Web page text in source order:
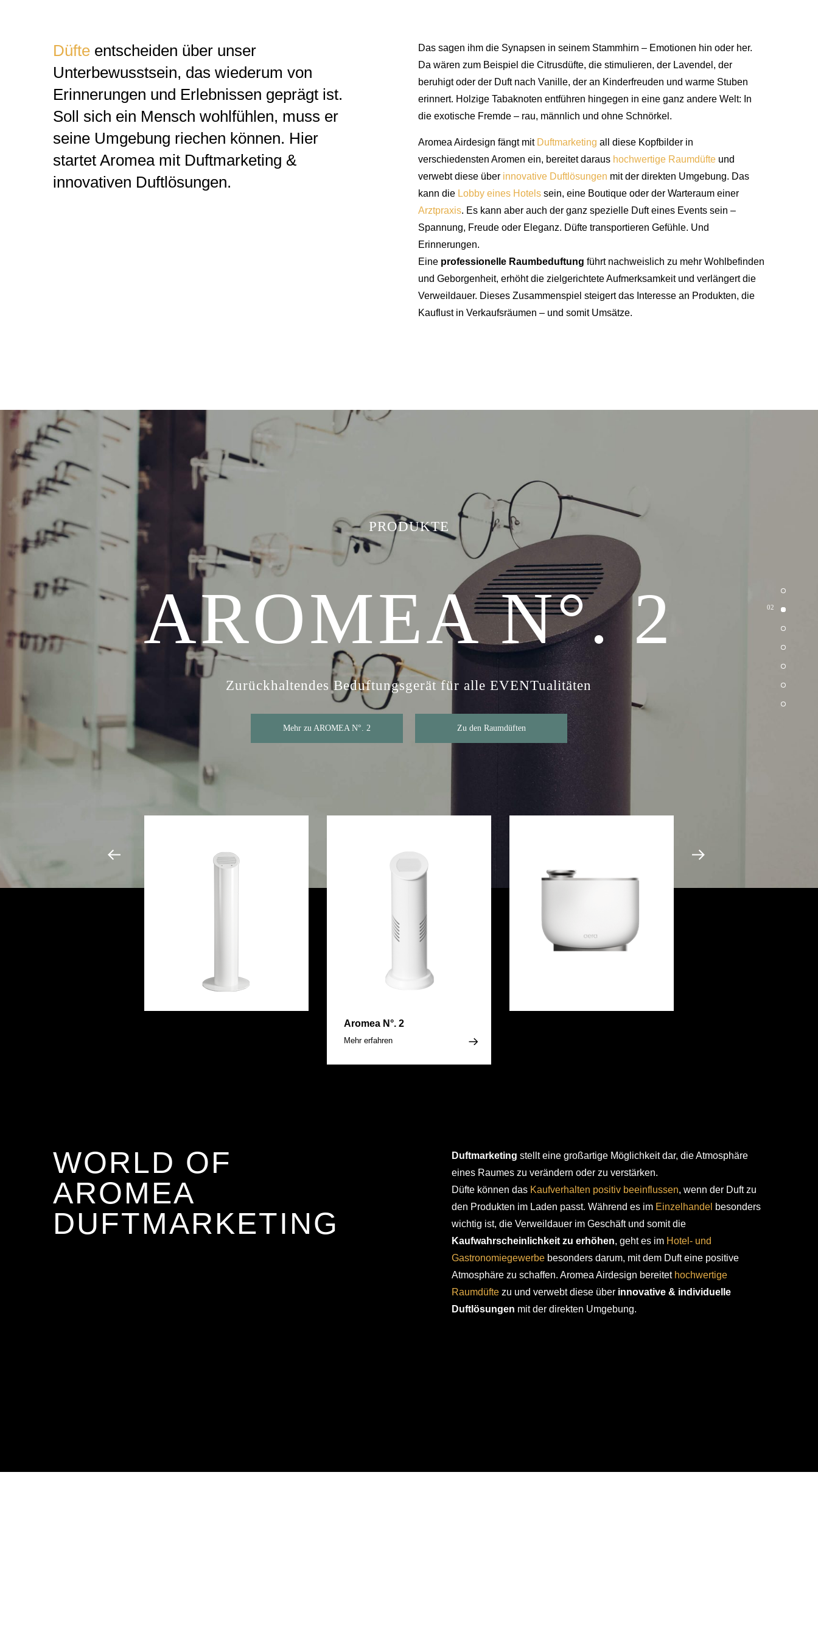
Düfteentscheiden über unser
Unterbewusstsein, das wiederum von
Erinnerungen und Erlebnissen geprägt ist.
Soll sich ein Mensch wohlfühlen, muss er
seine Umgebung riechen können. Hier
startet Aromea mit Duftmarketing &
innovativen Duftlösungen.
Das sagen ihm die Synapsen in seinem Stammhirn – Emotionen hin oder her.
Da wären zum Beispiel die Citrusdüfte, die stimulieren, der Lavendel, der
beruhigt oder der Duft nach Vanille, der an Kinderfreuden und warme Stuben
erinnert. Holzige Tabaknoten entführen hingegen in eine ganz andere Welt: In
die exotische Fremde – rau, männlich und ohne Schnörkel.
Aromea Airdesign fängt mit Duftmarketing all diese Kopfbilder in
verschiedensten Aromen ein, bereitet daraus hochwertige Raumdüfte und
verwebt diese über innovative Duftlösungen mit der direkten Umgebung. Das
kann die Lobby eines Hotels sein, eine Boutique oder der Warteraum einer
Arztpraxis. Es kann aber auch der ganz spezielle Duft eines Events sein –
Spannung, Freude oder Eleganz. Düfte transportieren Gefühle. Und
Erinnerungen.
Eine professionelle Raumbeduftung führt nachweislich zu mehr Wohlbefinden
und Geborgenheit, erhöht die zielgerichtete Aufmerksamkeit und verlängert die
Verweildauer. Dieses Zusammenspiel steigert das Interesse an Produkten, die
Kauflust in Verkaufsräumen – und somit Umsätze.
Aromea N°. 2
Mehr erfahren
02
AROMEA N°. 2
PRODUKTE
Zurückhaltendes Beduftungsgerät für alle EVENTualitäten
Mehr zu AROMEA N°. 2 Zu den Raumdüften
WORLD OF
AROMEA
DUFTMARKETING
Duftmarketing stellt eine großartige Möglichkeit dar, die Atmosphäre
eines Raumes zu verändern oder zu verstärken.
Düfte können das Kaufverhalten positiv beeinflussen, wenn der Duft zu
den Produkten im Laden passt. Während es im Einzelhandel besonders
wichtig ist, die Verweildauer im Geschäft und somit die
Kaufwahrscheinlichkeit zu erhöhen, geht es im Hotel- und
Gastronomiegewerbe besonders darum, mit dem Duft eine positive
Atmosphäre zu schaffen. Aromea Airdesign bereitet hochwertige
Raumdüfte zu und verwebt diese über innovative & individuelle
Duftl ösungen mit der direkten Umgebung.